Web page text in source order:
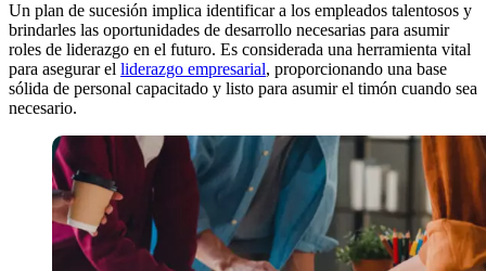
Un plan de sucesión implica identificar a los empleados talentosos y
brindarles las oportunidades de desarrollo necesarias para asumir
roles de liderazgo en el futuro. Es considerada una herramienta vital
para asegurar el liderazgo empresarial, proporcionando una base
sólida de personal capacitado y listo para asumir el timón cuando sea
necesario.